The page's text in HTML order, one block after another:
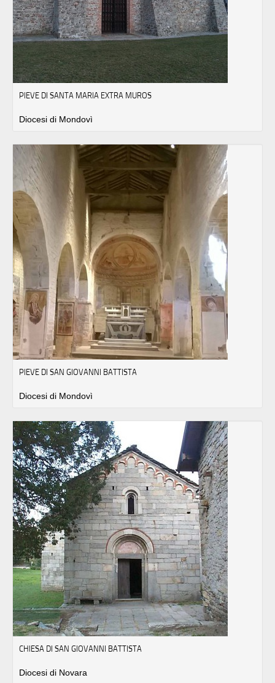
PIEVE DI SANTA MARIA EXTRA MUROS
Diocesi di Mondovì
PIEVE DI SAN GIOVANNI BATTISTA
Diocesi di Mondovì
CHIESA DI SAN GIOVANNI BATTISTA
Diocesi di Novara